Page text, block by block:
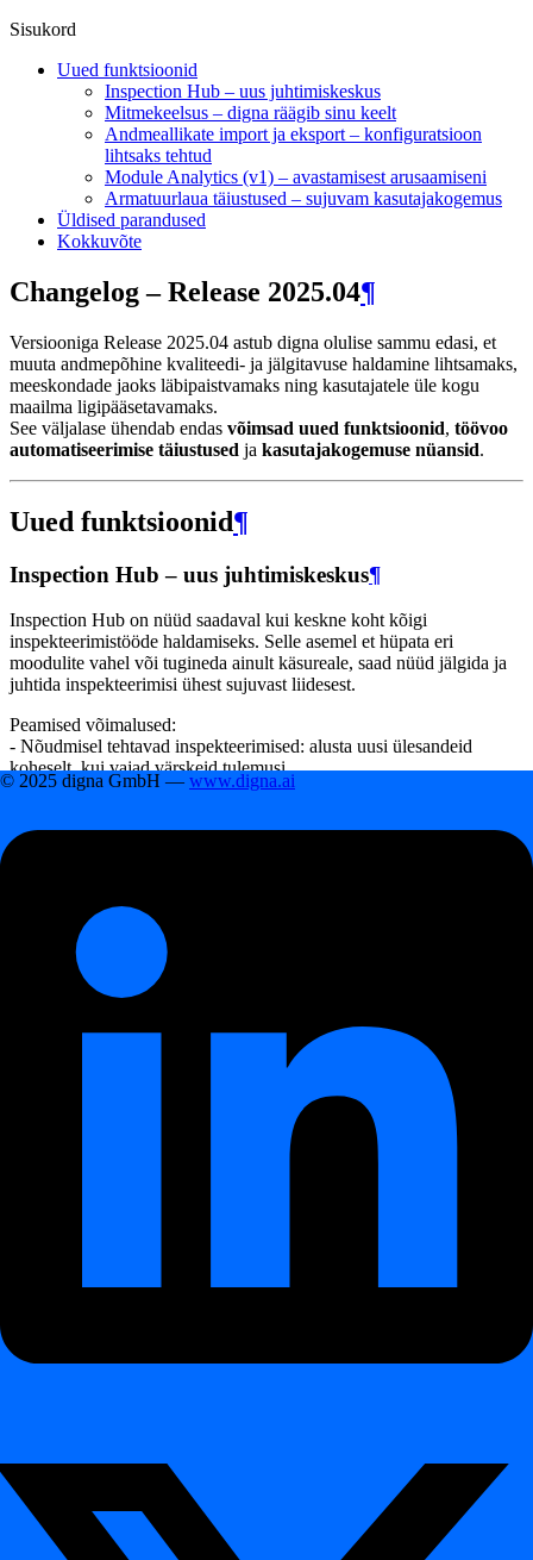
Sisukord
Uued funktsioonid
Inspection Hub – uus juhtimiskeskus
Mitmekeelsus – digna räägib sinu keelt
Andmeallikate import ja eksport – konfiguratsioon
lihtsaks tehtud
Module Analytics (v1) – avastamisest arusaamiseni
Armatuurlaua täiustused – sujuvam kasutajakogemus
Üldised parandused
Kokkuvõte
Changelog – Release 2025.04¶
Versiooniga Release 2025.04 astub digna olulise sammu edasi, et
muuta andmepõhine kvaliteedi- ja jälgitavuse haldamine lihtsamaks,
meeskondade jaoks läbipaistvamaks ning kasutajatele üle kogu
maailma ligipääsetavamaks.
See väljalase ühendab endas võimsad uued funktsioonid, töövoo
automatiseerimise täiustused ja kasutajakogemuse nüansid.
Uued funktsioonid¶
Inspection Hub – uus juhtimiskeskus¶
Inspection Hub on nüüd saadaval kui keskne koht kõigi
inspekteerimistööde haldamiseks. Selle asemel et hüpata eri
moodulite vahel või tugineda ainult käsureale, saad nüüd jälgida ja
juhtida inspekteerimisi ühest sujuvast liidesest.
Peamised võimalused:
- Nõudmisel tehtavad inspekteerimised: alusta uusi ülesandeid
koheselt, kui vajad värskeid tulemusi.
- Inspekteerimise ajalugu: vaata inspekteerimiste ajajoont — mis
- Oleku jälgimine: tööd on selgelt märgistatud lõpetatuks, pooleli
- Puhastustööriistad: kustuta aegunud või mittevajalikud tööd, et
hoida tööruum korras.
- Üksikasjalikud logid: vaata iga töö kohta, kui kaua see kestis,
millised allikad olid kaasatud ja kuidas läviväärtusi rakendati.
lõpp-to-lõpp nähtavuse ja
, muutes inspekteerimiste haldamise suuremates projektides
Mitmekeelsus – digna räägib sinu keelt
- Inglise (UK, US, CA, AU)
See muudab digna kasutamise lihtsamaks mitmekeelsetes
Andmeallikate import ja eksport – konfiguratsioon
lihtsaks tehtud¶
© 2025 digna GmbH — www.digna.ai